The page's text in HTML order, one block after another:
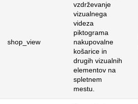
shop_view
vzdrževanje
vizualnega
videza
piktograma
nakupovalne
košarice in
drugih vizualnih
elementov na
spletnem
mestu.